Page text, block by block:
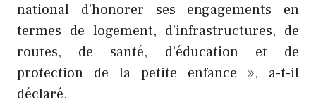
national d’honorer ses engagements en
termes de logement, d’infrastructures, de
routes, de santé, d’éducation et de
protection de la petite enfance », a-t-il
déclaré.